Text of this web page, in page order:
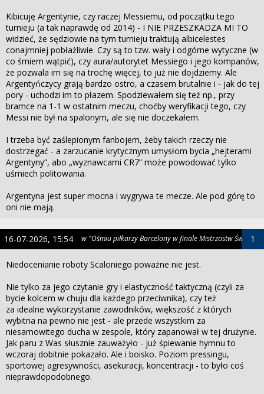
Kibicuję Argentynie, czy raczej Messiemu, od początku tego
turnieju (a tak naprawdę od 2014) - I NIE PRZESZKADZA MI TO
widzieć, że sędziowie na tym turnieju traktują albicelestes
conajmniej pobłażliwie. Czy są to tzw. wały i odgórne wytyczne (w
co śmiem wątpić), czy aura/autorytet Messiego i jego kompanów,
że pozwala im się na trochę więcej, to już nie dojdziemy. Ale
Argentyńczycy grają bardzo ostro, a czasem brutalnie i - jak do tej
pory - uchodzi im to płazem. Spodziewałem się też np., przy
bramce na 1-1 w ostatnim meczu, choćby weryfikacji tego, czy
Messi nie był na spalonym, ale się nie doczekałem.
I trzeba być zaślepionym fanbojem, żeby takich rzeczy nie
dostrzegać - a zarzucanie krytycznym umysłom bycia „hejterami
Argentyny”, abo „wyznawcami CR7” może powodować tylko
uśmiech politowania.
Argentyna jest super mocna i wygrywa te mecze. Ale pod górę to
oni nie mają.
Niedocenianie roboty Scaloniego poważne nie jest.
Nie tylko za jego czytanie gry i elastyczność taktyczną (czyli za
bycie kolcem w chuju dla każdego przeciwnika), czy też
za idealne wykorzystanie zawodników, większość z których
wybitna na pewno nie jest - ale przede wszystkim za
niesamowitego ducha w zespole, który zapanował w tej drużynie.
Jak paru z Was słusznie zauważyło - już śpiewanie hymnu to
wczoraj dobitnie pokazało. Ale i boisko. Poziom pressingu,
sportowej agresywności, asekuracji, koncentracji - to było coś
nieprawdopodobnego.
16-07-2026, 15:54 w "Ośmiu piłkarzy Barcelony w finale Mistrzostw Świata"
1